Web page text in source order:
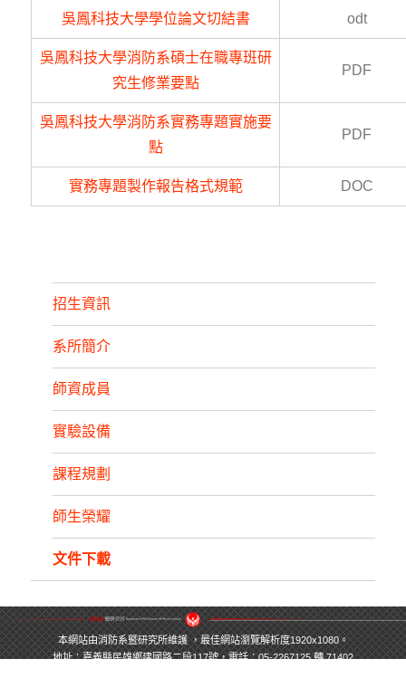
吳鳳科技大學學位論文切結書 odt
吳鳳科技大學消防系碩士在職專班研
究生修業要點
PDF
吳鳳科技大學消防系實務專題實施要
點
PDF
實務專題製作報告格式規範 DOC
招生資訊
系所簡介
師資成員
實驗設備
課程規劃
師生榮耀
文件下載
本網站由消防系暨研究所維護 ，最佳網站瀏覽解析度1920x1080。
地址：嘉義縣民雄鄉建國路二段117號，電話：05-2267125 轉 71402